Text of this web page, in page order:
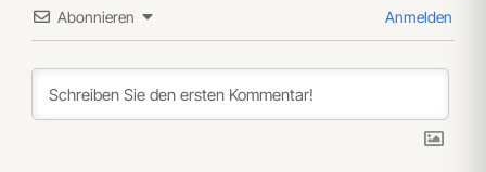
Abonnieren Anmelden